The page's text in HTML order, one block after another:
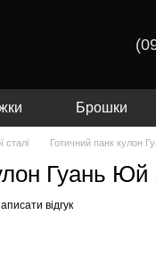
Брошки
сталі Готичний панк кулон
Гуань Юй
відгук